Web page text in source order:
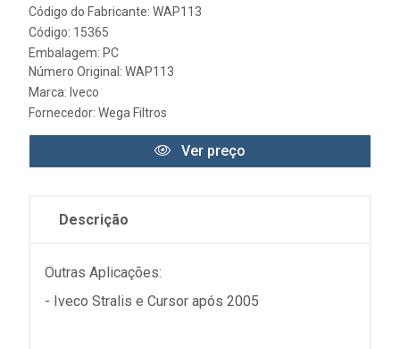
Código do Fabricante: WAP113
Código: 15365
Embalagem: PC
Número Original: WAP113
Marca: Iveco
Fornecedor: Wega Filtros
Ver preço
Descrição
Outras Aplicações:
- Iveco Stralis e Cursor após 2005